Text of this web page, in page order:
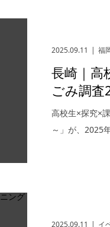
2025.09.11 福
長崎｜高
ごみ調査
高校生×探究×
～」が、2025
2025.09.11 イ